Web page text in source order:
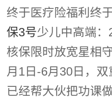
终于医疗险福利终
保3号少儿中高端：
核保限时放宽星相
月1日-6月30日，
已经帮大伙把功课